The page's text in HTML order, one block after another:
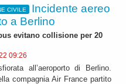
CIVILE
Incidente aereo
a Berlino
evitano collisione per 20
09:26
all’aeroporto di Berlino.
compagnia Air France partito